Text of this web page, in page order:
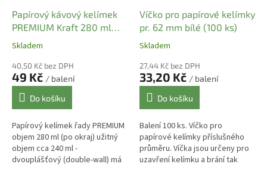
Papírový kávový kelímek
PREMIUM Kraft 280 ml
termo (pr. 80 mm) [25 ks]
Skladem
40,50 Kč bez DPH
49 Kč / balení
Do košíku
Papírový kelímek řady PREMIUM
objem 280 ml (po okraj) užitný
objem cca 240 ml -
dvouplášťový (double-wall) má
Víčko pro papírové kelímky
pr. 62 mm bílé (100 ks)
Skladem
27,44 Kč bez DPH
33,20 Kč / balení
Do košíku
Balení 100 ks. Víčko pro
papírové kelímky příslušného
průměru. Víčka jsou určeny pro
uzavření kelímku a brání tak